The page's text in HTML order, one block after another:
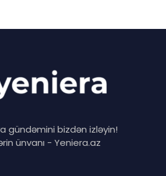
gündəmini bizdən izləyin!
ünvanı - Yeniera.az